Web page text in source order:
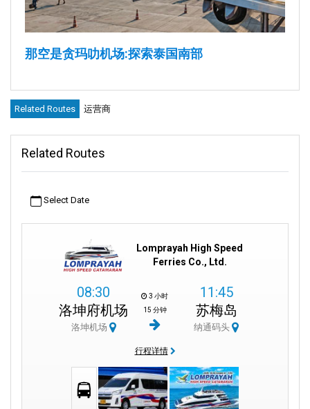
那空是贪玛叻机场:探索泰国南部
玛叻市中心。它是领略那空是贪玛叻省奇景的首选入口。体验地
道的泰国传统,见证令人惊叹的景点。
关于那空是贪玛叻机场
化遗产的起点。无论您是本地人还是国际旅客,机场都是您通往无
达到全球一流标准。
机场的作用远不止提供国际航班。它是那空是贪玛叻府的重要标
志。当地企业家昭披耶·那空(Chao Phraya Nakhon)又名山田长政
(Yamada Nagamasa),经常谈到机场对该地区的重要性。他非常认
可机场的价值和影响力。
从市中心向南驱车不久即可到达机场。机场通往泰国一些最古老
对于历史爱好者来说,帕玛哈泰寺(Wat Phra Mahathat)高耸的佛塔
引人注目,吸引着游客前来朝拜。那空是市的城墙让人想起逝去的
时光,诉说着往昔的故事。考朗国家公园(Khao Luang National
Related Routes 运营商
Related Routes
Select Date
Lomprayah High Speed
Ferries Co., Ltd.
08:30
洛坤府机场
洛坤机场
3 小时
15 分钟
11:45
苏梅岛
纳通码头
行程详情